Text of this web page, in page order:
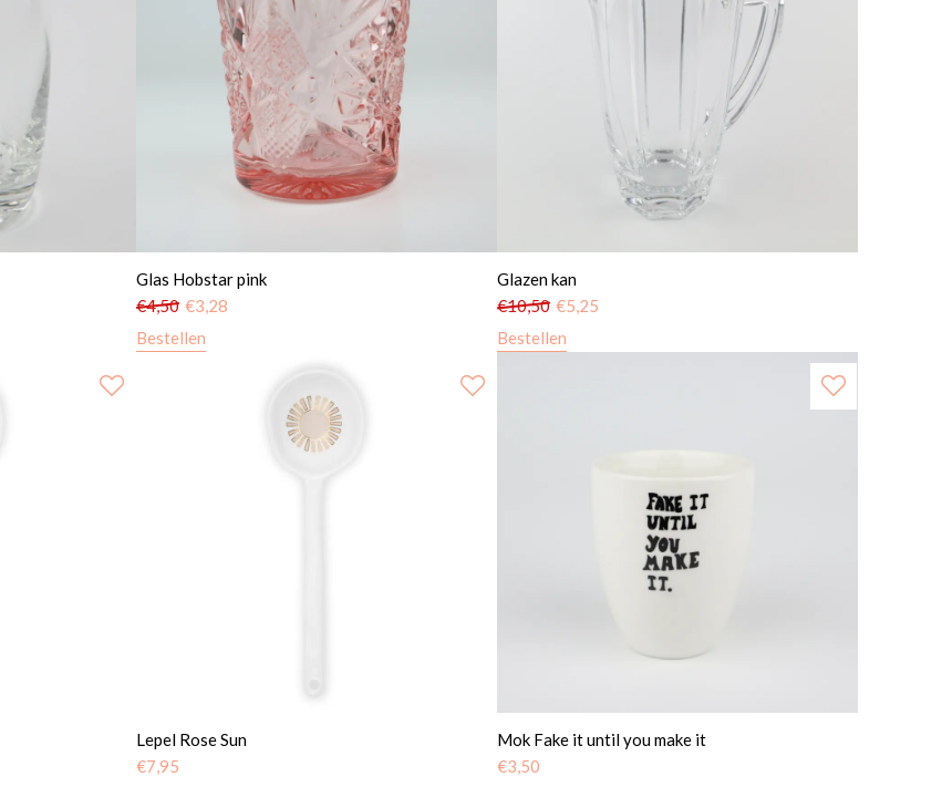
Glas Hobstar pink
€4,50 €3,28
Bestellen
Glazen kan
€10,50 €5,25
Bestellen
Lepel Rose Sun
€7,95
Mok Fake it until you make it
€3,50